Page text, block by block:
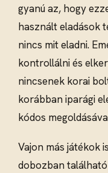
gyanú az, hogy
használt eladások
nincs mit eladni.
kontrollálni és
nincsenek korai
korábban iparági
kódos
Vajon más játékok
dobozban